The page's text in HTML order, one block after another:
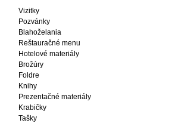
Vizitky
Pozvánky
Blahoželania
Reštauračné menu
Hotelové materiály
Brožúry
Foldre
Knihy
Prezentačné materiály
Krabičky
Tašky